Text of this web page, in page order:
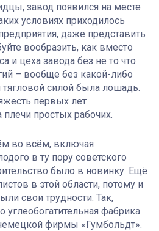
завод появился на месте
условиях приходилось
даже представить
вообразить, как вместо
и цеха завода без не то что
– вообще без какой-либо
тягловой силой была лошадь.
первых лет
плечи простых рабочих.
во всём, включая
в ту пору советского
было в новинку. Ещё
в этой области, потому и
свои трудности. Так,
углеобогатительная фабрика
фирмы «Гумбольдт».